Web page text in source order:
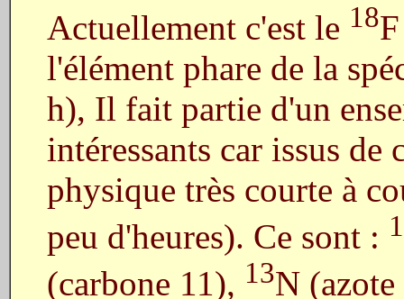
Actuellement c'est le 18
l'élément phare de la
h), Il fait partie d'un
intéressants car issus
physique très courte à
peu d'heures). Ce sont :
(carbone 11), 13N